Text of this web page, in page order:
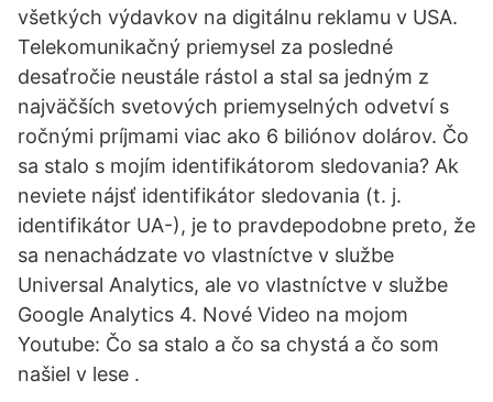
všetkých výdavkov na digitálnu reklamu v USA.
Telekomunikačný priemysel za posledné
desaťročie neustále rástol a stal sa jedným z
najväčších svetových priemyselných odvetví s
ročnými príjmami viac ako 6 biliónov dolárov. Čo
sa stalo s mojím identifikátorom sledovania? Ak
neviete nájsť identifikátor sledovania (t. j.
identifikátor UA-), je to pravdepodobne preto, že
sa nenachádzate vo vlastníctve v službe
Universal Analytics, ale vo vlastníctve v službe
Google Analytics 4. Nové Video na mojom
Youtube: Čo sa stalo a čo sa chystá a čo som
našiel v lese .